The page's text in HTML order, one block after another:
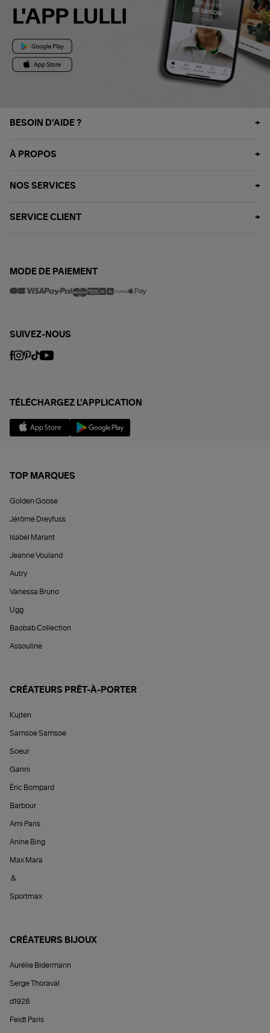
L'APP LULLI
BESOIN D'AIDE ?
À PROPOS
NOS SERVICES
SERVICE CLIENT
MODE DE PAIEMENT
SUIVEZ-NOUS
TÉLÉCHARGEZ L'APPLICATION
TOP MARQUES
Golden Goose
Jérôme Dreyfuss
Isabel Marant
Jeanne Vouland
Autry
Vanessa Bruno
Ugg
Baobab Collection
Assouline
CRÉATEURS PRÊT-À-PORTER
Kujten
Samsoe Samsoe
Soeur
Ganni
Éric Bompard
Barbour
Ami Paris
Anine Bing
Max Mara
&
Sportmax
CRÉATEURS BIJOUX
Aurélie Bidermann
Serge Thoraval
d1928
Feidt Paris